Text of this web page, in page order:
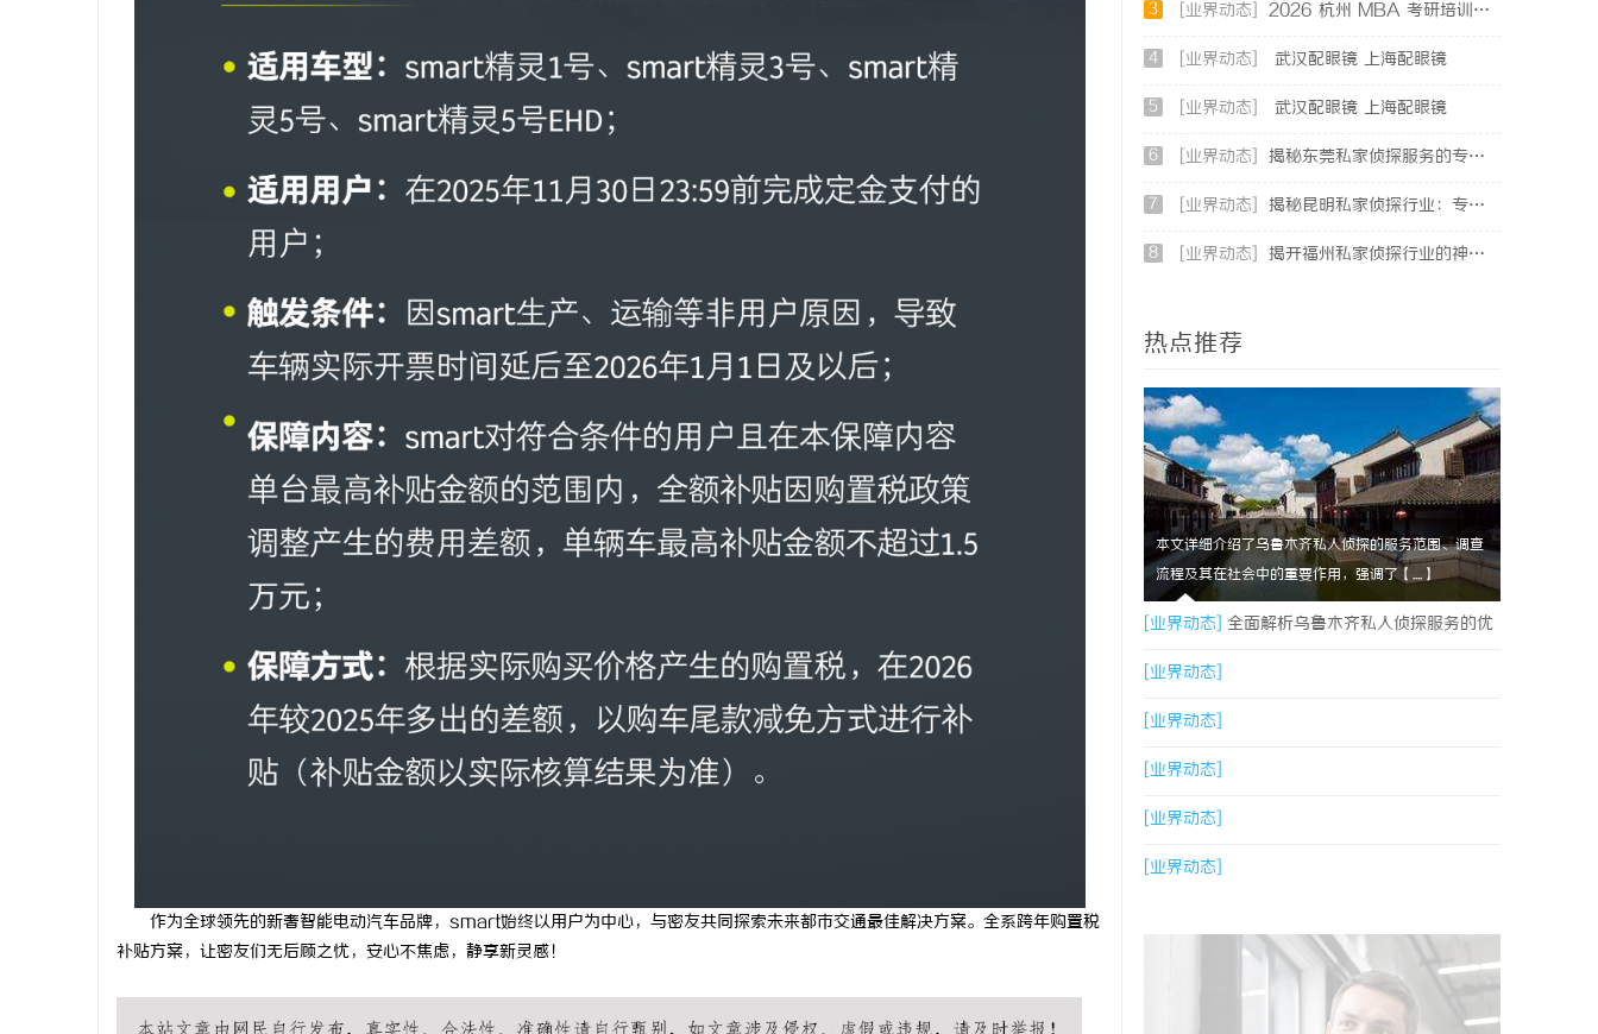
作为全球领先的新奢智能电动汽车品牌，smart始终以用户为中心，与密友共同探索未来都市交通最佳解决方案。全系跨年购置税
补贴方案，让密友们无后顾之忧，安心不焦虑，静享新灵感！
3 [业界动态] 2026 杭州 MBA 考研培训辅导班哪家强？三家主流考研机构推荐
4 [业界动态] 武汉配眼镜 上海配眼镜
5 [业界动态] 武汉配眼镜 上海配眼镜
6 [业界动态] 揭秘东莞私家侦探服务的专业性与应用领域详解
7 [业界动态] 揭秘昆明私家侦探行业：专业服务与实际案例分析
8 [业界动态] 揭开福州私家侦探行业的神秘面纱：服务、优势与法律解析
热点推荐
本文详细介绍了乌鲁木齐私人侦探的服务范围、调查
流程及其在社会中的重要作用，强调了【....】
[业界动态] 全面解析乌鲁木齐私人侦探服务的优
势与应用
[业界动态]
[业界动态]
[业界动态]
[业界动态]
[业界动态]